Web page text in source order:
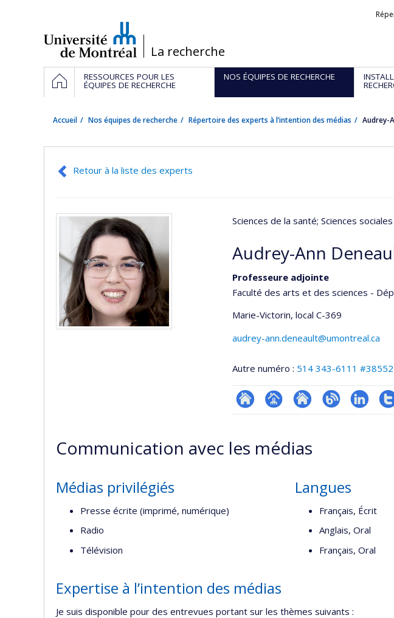
/La recherche
Navigation
principale
ACCUEILRESSOURCES POUR LES
ÉQUIPES DE RECHERCHE
NOS ÉQUIPES DE RECHERCHE
Accueil Nos équipes de recherche Répertoire des experts à l’intention des médias Audrey-
Retour à la liste des experts
Sciences de la santé; Sciences
Audrey-Ann
Professeure adjointe
Faculté des arts et des sciences -
Marie-Victorin, local C-369
audrey-ann.deneault@umontreal.ca
Autre numéro : 514 343-6111 #38552
ResearchGate
Page
(faculté,département,école)
Site
de
recherche
BlogueLinkedIn
Communication avec les médias
Médias privilégiés
Presse écrite (imprimé, numérique)
Radio
Télévision
Langues
Français, Écrit
Anglais, Oral
Français, Oral
Expertise à l’intention des médias
Je suis disponible pour des entrevues portant sur les thèmes suivants :